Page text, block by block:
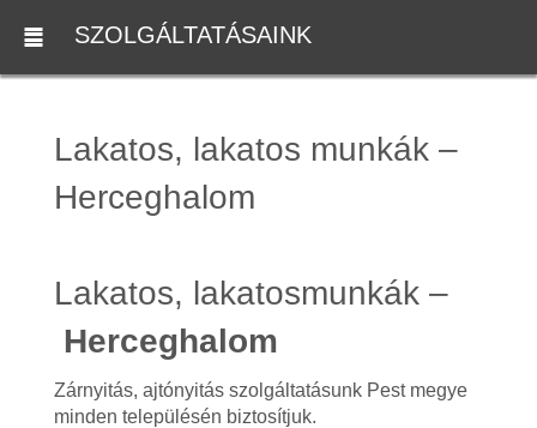
SZOLGÁLTATÁSAINK
Lakatos, lakatos munkák –
Herceghalom
Lakatos, lakatosmunkák –
Herceghalom
Zárnyitás, ajtónyitás szolgáltatásunk Pest megye
minden településén biztosítjuk.